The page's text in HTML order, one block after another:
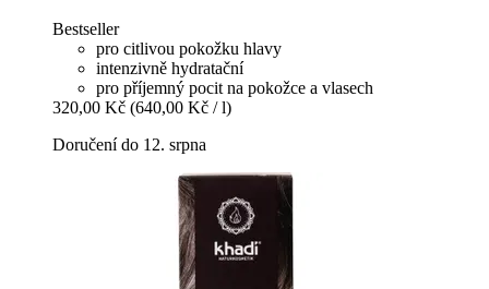
Bestseller
pro citlivou pokožku hlavy
intenzivně hydratační
pro příjemný pocit na pokožce a vlasech
320,00 Kč (640,00 Kč / l)
Doručení do 12. srpna